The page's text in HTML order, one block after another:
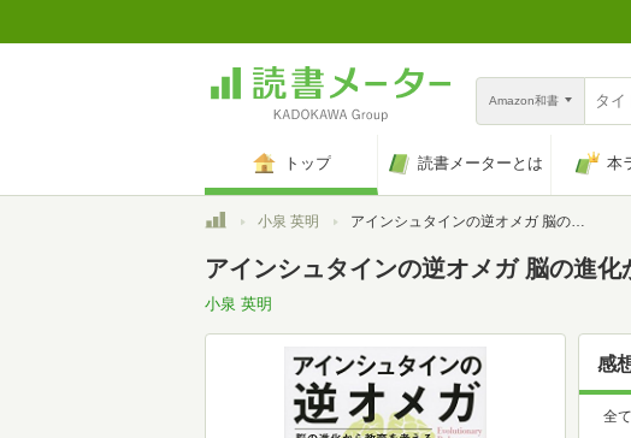
Amazon和書
トップ 読書メーターとは 本
トップ小泉 英明 アインシュタインの逆オメガ 脳の進化から教育を考える
アインシュタインの逆オメガ 脳の進化
小泉 英明
感
全